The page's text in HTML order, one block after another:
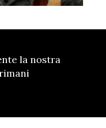
la nostra